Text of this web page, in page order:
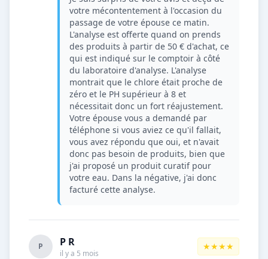
votre mécontentement à l'occasion du
passage de votre épouse ce matin.
L'analyse est offerte quand on prends
des produits à partir de 50 € d'achat, ce
qui est indiqué sur le comptoir à côté
du laboratoire d'analyse. L'analyse
montrait que le chlore était proche de
zéro et le PH supérieur à 8 et
nécessitait donc un fort réajustement.
Votre épouse vous a demandé par
téléphone si vous aviez ce qu'il fallait,
vous avez répondu que oui, et n'avait
donc pas besoin de produits, bien que
j'ai proposé un produit curatif pour
votre eau. Dans la négative, j'ai donc
facturé cette analyse.
P P R
il y a 5 mois
★★★★